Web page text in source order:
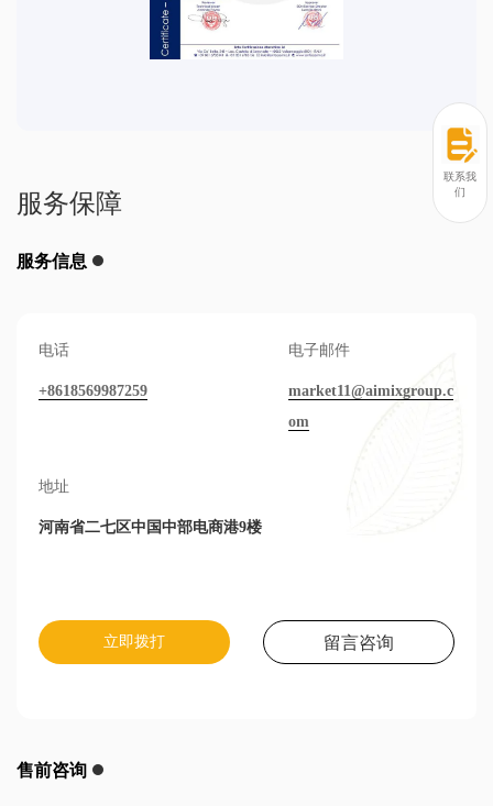
服务保障
服务信息
电话
+8618569987259
电子邮件
market11@aimixgroup.c
om
地址
河南省二七区中国中部电商港9楼
立即拨打 留言咨询
售前咨询
联系我
们